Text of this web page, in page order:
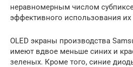
неравномерным числом
эффективного использования их
OLED экраны производства
имеют вдвое меньше синих и
зеленых. Кроме того, синие